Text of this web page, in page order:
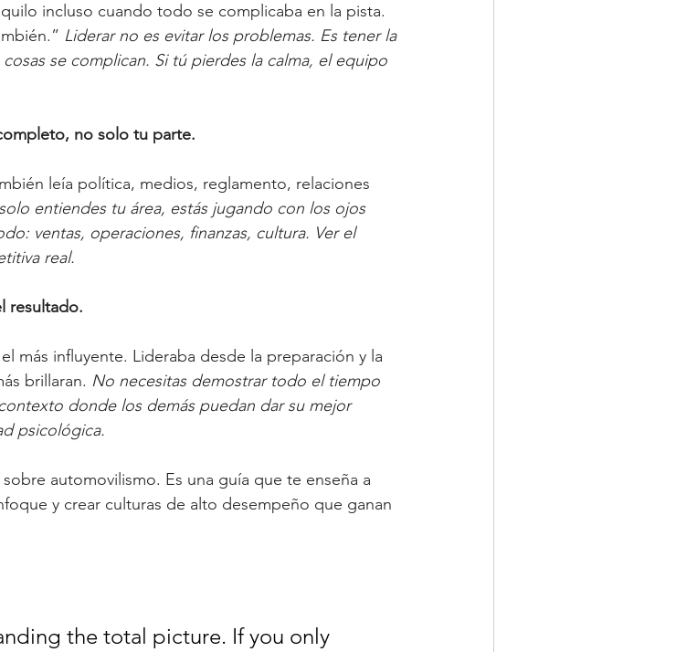
incluso cuando todo se complicaba en la pista.
Liderar no es evitar los problemas. Es tener la
se complican. Si tú pierdes la calma, el equipo
no solo tu parte.
leía política, medios, reglamento, relaciones
entiendes tu área, estás jugando con los ojos
ventas, operaciones, finanzas, cultura. Ver el
real.
resultado.
más influyente. Lideraba desde la preparación y la
brillaran. No necesitas demostrar todo el tiempo
donde los demás puedan dar su mejor
psicológica.
automovilismo. Es una guía que te enseña a
y crear culturas de alto desempeño que ganan
the total picture. If you only